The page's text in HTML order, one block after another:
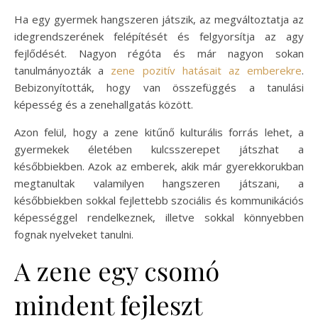
Ha egy gyermek hangszeren játszik, az megváltoztatja az
idegrendszerének felépítését és felgyorsítja az agy
fejlődését. Nagyon régóta és már nagyon sokan
tanulmányozták a zene pozitív hatásait az emberekre.
Bebizonyították, hogy van összefüggés a tanulási
képesség és a zenehallgatás között.
Azon felül, hogy a zene kitűnő kulturális forrás lehet, a
gyermekek életében kulcsszerepet játszhat a
későbbiekben. Azok az emberek, akik már gyerekkorukban
megtanultak valamilyen hangszeren játszani, a
későbbiekben sokkal fejlettebb szociális és kommunikációs
képességgel rendelkeznek, illetve sokkal könnyebben
fognak nyelveket tanulni.
A zene egy csomó
mindent fejleszt